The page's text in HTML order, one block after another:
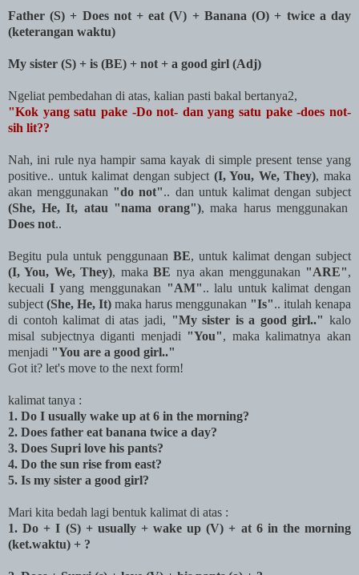
Father (S) + Does not + eat (V) + Banana (O) + twice a day
(keterangan waktu)
My sister (S) + is (BE) + not + a good girl (Adj)
Ngeliat pembedahan di atas, kalian pasti bakal bertanya2,
"Kok yang satu pake -Do not- dan yang satu pake -does not-
sih lit??
Nah, ini rule nya hampir sama kayak di simple present tense yang
positive.. untuk kalimat dengan subject (I, You, We, They), maka
akan menggunakan "do not".. dan untuk kalimat dengan subject
(She, He, It, atau "nama orang"), maka harus menggunakan
Does not..
Begitu pula untuk penggunaan BE, untuk kalimat dengan subject
(I, You, We, They), makaBE nya akan menggunakan "ARE",
kecuali Iyang menggunakan "AM".. lalu untuk kalimat dengan
subject (She, He, It) maka harus menggunakan "Is".. itulah kenapa
di contoh kalimat di atas jadi, "My sister is a good girl.." kalo
misal subjectnya diganti menjadi "You", maka kalimatnya akan
menjadi "You are a good girl.."
Got it? let's move to the next form!
kalimat tanya :
1. Do I usually wake up at 6 in the morning?
2. Does father eat banana twice a day?
3. Does Supri love his pants?
4. Do the sun rise from east?
5. Is my sister a good girl?
Mari kita bedah lagi bentuk kalimat di atas :
1. Do + I (S) + usually + wake up (V) + at 6 in the morning
(ket.waktu) + ?